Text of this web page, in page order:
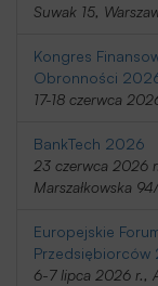
Suwak 15,
Kongres
Obronności
17-18 czerwca
BankTech 2026
23 czerwca 2026
Marszałkowska
Europejskie
Przedsiębiorców
6-7 lipca 2026 r.,